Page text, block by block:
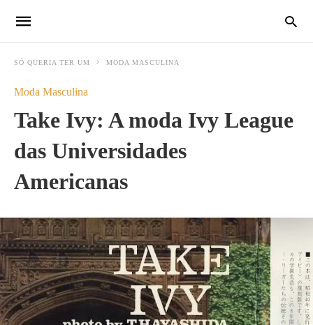
SÓ QUERIA TER UM MODA MASCULINA
Moda Masculina
Take Ivy: A moda Ivy League
das Universidades
Americanas